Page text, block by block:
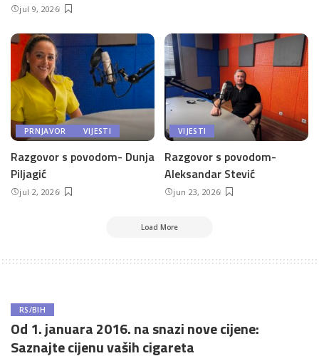
jul 9, 2026
PRNJAVOR VIJESTI
Razgovor s povodom- Dunja
Piljagić
jul 2, 2026
VIJESTI
Razgovor s povodom-
Aleksandar Stević
jun 23, 2026
Load More
RS/BIH
Od 1. januara 2016. na snazi nove cijene:
Saznajte cijenu vaših cigareta